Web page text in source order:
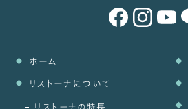
ホーム
リストーナについて